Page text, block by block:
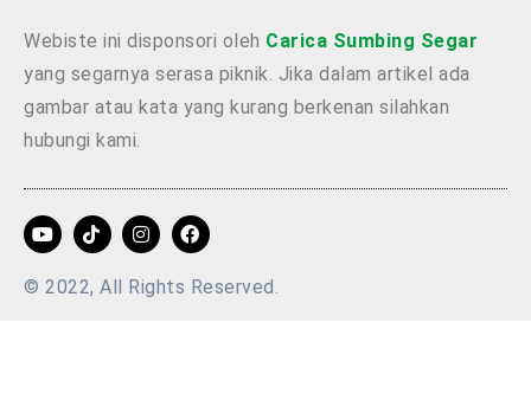
Webiste ini disponsori oleh Carica Sumbing Segar
yang segarnya serasa piknik. Jika dalam artikel ada
gambar atau kata yang kurang berkenan silahkan
hubungi kami.
© 2022, All Rights Reserved.